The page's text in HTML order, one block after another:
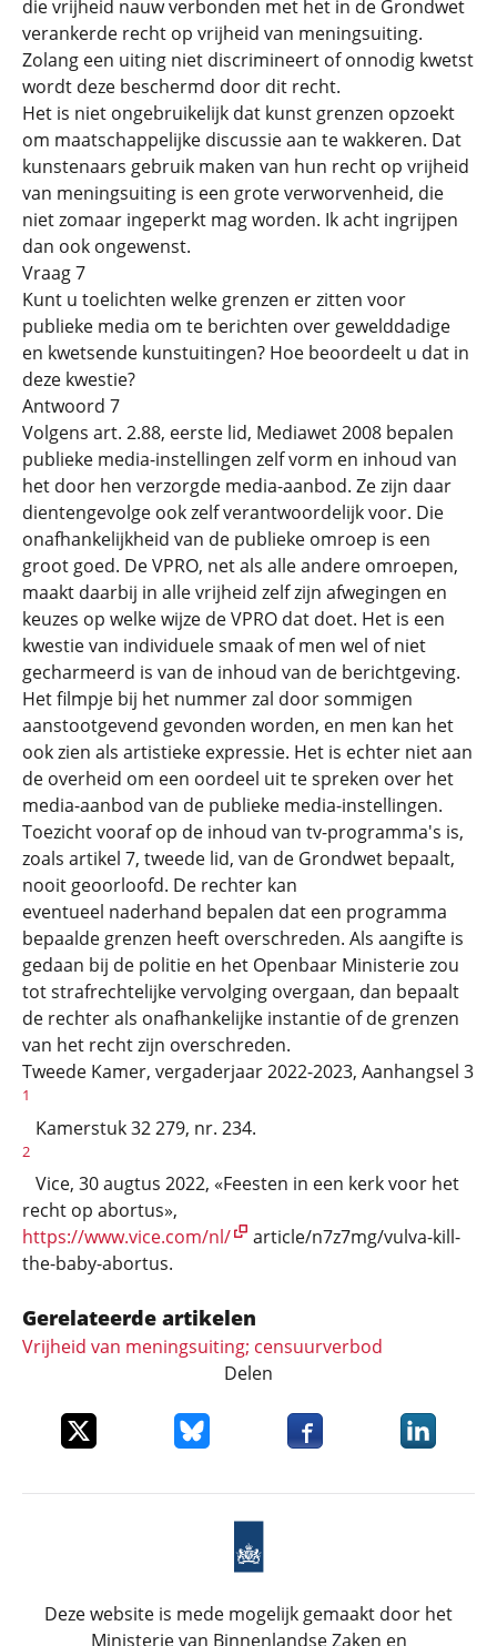
die vrijheid nauw verbonden met het in de Grondwet
verankerde recht op vrijheid van meningsuiting.
Zolang een uiting niet discrimineert of onnodig kwetst
wordt deze beschermd door dit recht.
Het is niet ongebruikelijk dat kunst grenzen opzoekt
om maatschappelijke discussie aan te wakkeren. Dat
kunstenaars gebruik maken van hun recht op vrijheid
van meningsuiting is een grote verworvenheid, die
niet zomaar ingeperkt mag worden. Ik acht ingrijpen
dan ook ongewenst.
Vraag 7
Kunt u toelichten welke grenzen er zitten voor
publieke media om te berichten over gewelddadige
en kwetsende kunstuitingen? Hoe beoordeelt u dat in
deze kwestie?
Antwoord 7
Volgens art. 2.88, eerste lid, Mediawet 2008 bepalen
publieke media-instellingen zelf vorm en inhoud van
het door hen verzorgde media-aanbod. Ze zijn daar
dientengevolge ook zelf verantwoordelijk voor. Die
onafhankelijkheid van de publieke omroep is een
groot goed. De VPRO, net als alle andere omroepen,
maakt daarbij in alle vrijheid zelf zijn afwegingen en
keuzes op welke wijze de VPRO dat doet. Het is een
kwestie van individuele smaak of men wel of niet
gecharmeerd is van de inhoud van de berichtgeving.
Het filmpje bij het nummer zal door sommigen
aanstootgevend gevonden worden, en men kan het
ook zien als artistieke expressie. Het is echter niet aan
de overheid om een oordeel uit te spreken over het
media-aanbod van de publieke media-instellingen.
Toezicht vooraf op de inhoud van tv-programma's is,
zoals artikel 7, tweede lid, van de Grondwet bepaalt,
nooit geoorloofd. De rechter kan
eventueel naderhand bepalen dat een programma
bepaalde grenzen heeft overschreden. Als aangifte is
gedaan bij de politie en het Openbaar Ministerie zou
tot strafrechtelijke vervolging overgaan, dan bepaalt
de rechter als onafhankelijke instantie of de grenzen
van het recht zijn overschreden.
Tweede Kamer, vergaderjaar 2022-2023, Aanhangsel 3
1
Kamerstuk 32 279, nr. 234.
2
Vice, 30 augtus 2022, «Feesten in een kerk voor het
recht op abortus»,
https://www.vice.com/nl/
article/n7z7mg/vulva-kill-
the-baby-abortus.
Gerelateerde artikelen
Vrijheid van meningsuiting; censuurverbod
Delen
Deel dit item op XDeel dit item op Bluesky
Deel dit item opDeel dit
Deze website is mede mogelijk gemaakt door het
Ministerie van Binnenlandse Zaken en